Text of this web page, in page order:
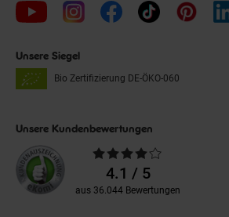
Unsere Siegel
Bio Zertifizierung DE-ÖKO-060
Unsere Kundenbewertungen
Durchschnittliche
Bewertungen4.1 / 5
aus 36.044 Bewertungen